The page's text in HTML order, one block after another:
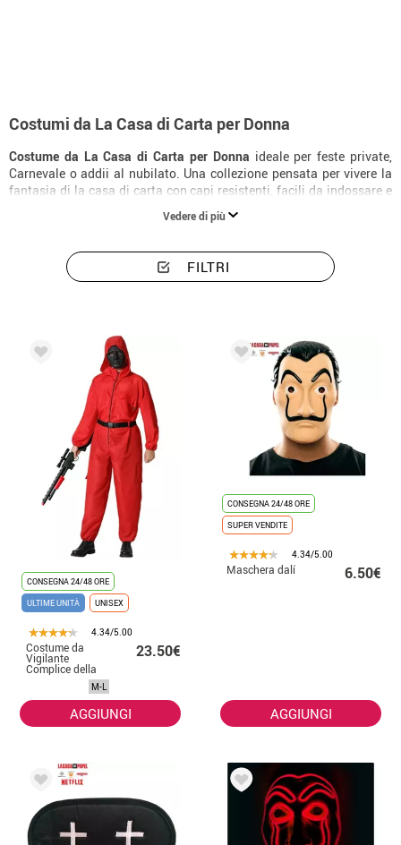
Costumi da La Casa di Carta per Donna
Costume da La Casa di Carta per Donna ideale per feste private,
Carnevale o addii al nubilato. Una collezione pensata per vivere la
fantasia di la casa di carta con capi resistenti, facili da indossare e
con una finitura molto slanciante.Vedere di più
FILTRI
CONSEGNA 24/48 ORE
ULTIME UNITÀ
UNISEX
4.34/5.00
Costume da
Vigilante
Complice della
Scimmia Rossa
23.50€
M-L
AGGIUNGI
CONSEGNA 24/48 ORE
SUPER VENDITE
4.34/5.00
Maschera dalí 6.50€
AGGIUNGI